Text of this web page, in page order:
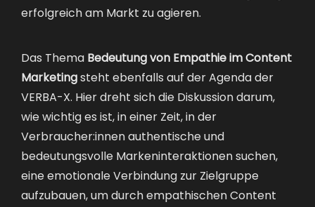
erfolgreich am Markt zu agieren.
Das Thema Bedeutung von Empathie im Content
Marketing steht ebenfalls auf der Agenda der
VERBA-X. Hier dreht sich die Diskussion darum,
wie wichtig es ist, in einer Zeit, in der
Verbraucher:innen authentische und
bedeutungsvolle Markeninteraktionen suchen,
eine emotionale Verbindung zur Zielgruppe
aufzubauen, um durch empathischen Content